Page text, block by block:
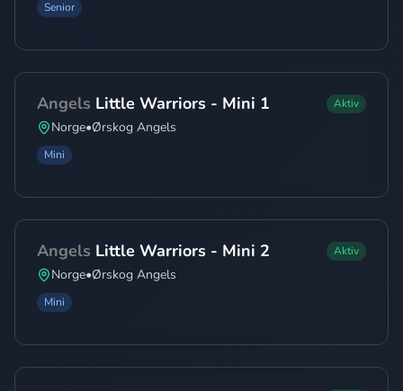
Senior
Angels Little Warriors - Mini 1 Aktiv
Norge•Ørskog Angels
Mini
Angels Little Warriors - Mini 2 Aktiv
Norge•Ørskog Angels
Mini